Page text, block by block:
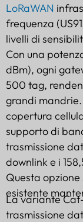
LoRaWAN
frequenza
livelli di
Con una
dBm), ogni
500 tag,
grandi
copertura
supporto di
trasmissione
downlink e i
Questa
esistente
La variante
trasmissione